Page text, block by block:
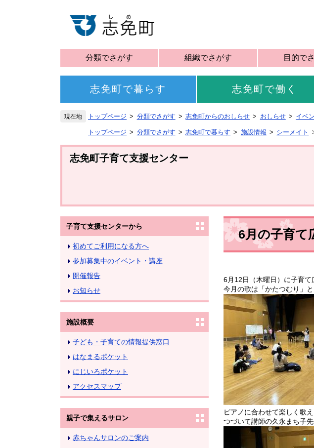
分類でさがす 組織でさがす 目的で
志免町で暮らす 志免町で働く
トップページ 分類でさがす 志免町からのおしらせ おしらせ イベ
トップページ 分類でさがす 志免町で暮らす 施設情報 シーメイト
志免町子育て支援センター
子育て支援センターから
初めてご利用になる方へ
参加募集中のイベント・講座
開催報告
お知らせ
施設概要
子ども・子育ての情報提供窓口
はなまるポケット
にじいろポケット
アクセスマップ
親子で集えるサロン
赤ちゃんサロンのご案内
6月の子育て
6月12日（木曜日）に子育て
今月の歌は「かたつむり」
ピアノに合わせて楽しく歌
つづいて講師の久永まち子